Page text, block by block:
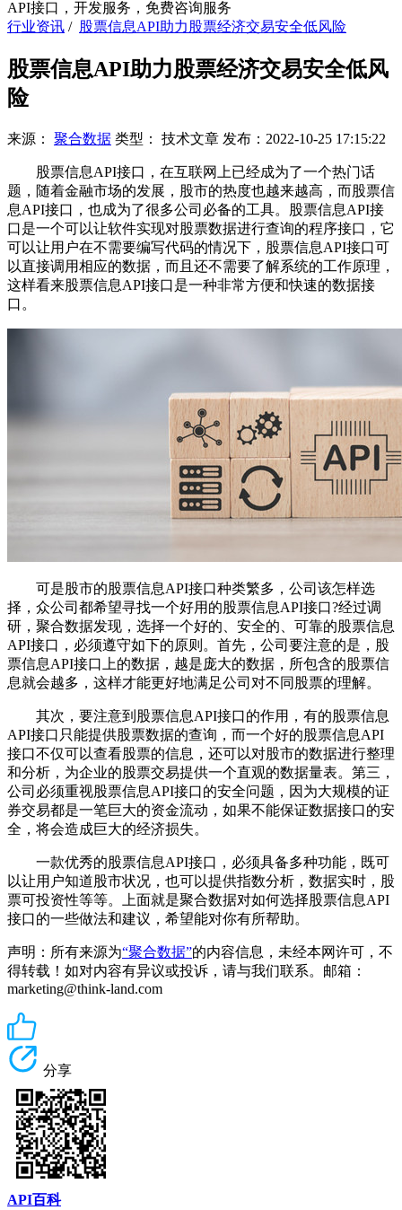
API接口，开发服务，免费咨询服务
行业资讯 / 股票信息API助力股票经济交易安全低风险
股票信息API助力股票经济交易安全低风
险
来源： 聚合数据 类型： 技术文章 发布： 2022-10-25 17:15:22
股票信息API接口，在互联网上已经成为了一个热门话
题，随着金融市场的发展，股市的热度也越来越高，而股票信
息API接口，也成为了很多公司必备的工具。股票信息API接
口是一个可以让软件实现对股票数据进行查询的程序接口，它
可以让用户在不需要编写代码的情况下，股票信息API接口可
以直接调用相应的数据，而且还不需要了解系统的工作原理，
这样看来股票信息API接口是一种非常方便和快速的数据接
口。
可是股市的股票信息API接口种类繁多，公司该怎样选
择，众公司都希望寻找一个好用的股票信息API接口?经过调
研，聚合数据发现，选择一个好的、安全的、可靠的股票信息
API接口，必须遵守如下的原则。首先，公司要注意的是，股
票信息API接口上的数据，越是庞大的数据，所包含的股票信
息就会越多，这样才能更好地满足公司对不同股票的理解。
其次，要注意到股票信息API接口的作用，有的股票信息
API接口只能提供股票数据的查询，而一个好的股票信息API
接口不仅可以查看股票的信息，还可以对股市的数据进行整理
和分析，为企业的股票交易提供一个直观的数据量表。第三，
公司必须重视股票信息API接口的安全问题，因为大规模的证
券交易都是一笔巨大的资金流动，如果不能保证数据接口的安
全，将会造成巨大的经济损失。
一款优秀的股票信息API接口，必须具备多种功能，既可
以让用户知道股市状况，也可以提供指数分析，数据实时，股
票可投资性等等。上面就是聚合数据对如何选择股票信息API
接口的一些做法和建议，希望能对你有所帮助。
声明：所有来源为“聚合数据”的内容信息，未经本网许可，不
得转载！如对内容有异议或投诉，请与我们联系。邮箱：
marketing@think-land.com
分享
API百科